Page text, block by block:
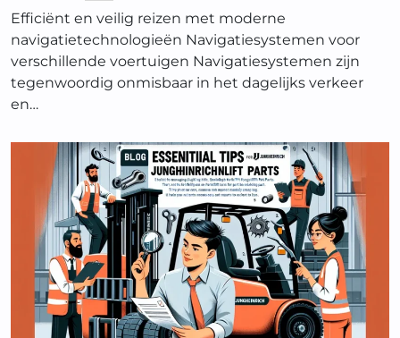
Efficiënt en veilig reizen met moderne
navigatietechnologieën Navigatiesystemen voor
verschillende voertuigen Navigatiesystemen zijn
tegenwoordig onmisbaar in het dagelijks verkeer
en…